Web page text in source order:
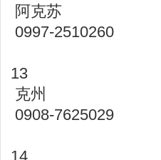
阿克苏
0997-2510260
13
克州
0908-7625029
14